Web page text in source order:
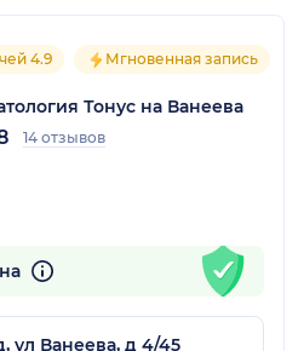
4.9 Мгновенная запись
Тонус на Ванеева
14 отзывов
ул Ванеева, д 4/45